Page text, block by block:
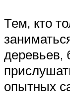
Тем, кто
деревьев,
опытных